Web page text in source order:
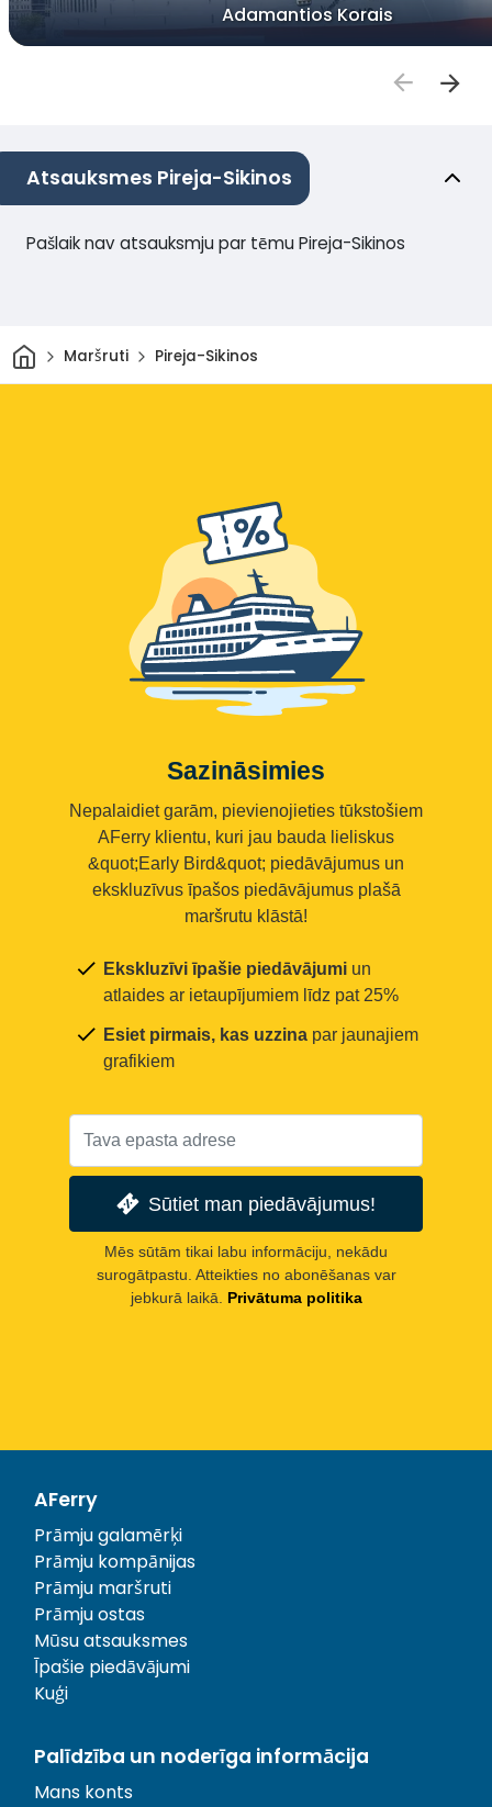
Adamantios Korais
Atsauksmes Pireja-Sikinos
Pašlaik nav atsauksmju par tēmu Pireja-Sikinos
Sākums
Maršruti Pireja-Sikinos
Sazināsimies
Nepalaidiet garām, pievienojieties tūkstošiem
AFerry klientu, kuri jau bauda lieliskus
&quot;Early Bird&quot; piedāvājumus un
ekskluzīvus īpašos piedāvājumus plašā
maršrutu klāstā!
Ekskluzīvi īpašie piedāvājumi un
atlaides ar ietaupījumiem līdz pat 25%
Esiet pirmais, kas uzzina par jaunajiem
grafikiem
Sūtiet man piedāvājumus!
Mēs sūtām tikai labu informāciju, nekādu
surogātpastu. Atteikties no abonēšanas var
jebkurā laikā. Privātuma politika
AFerry
Prāmju galamērķi
Prāmju kompānijas
Prāmju maršruti
Prāmju ostas
Mūsu atsauksmes
Īpašie piedāvājumi
Kuģi
Palīdzība un noderīga informācija
Mans konts